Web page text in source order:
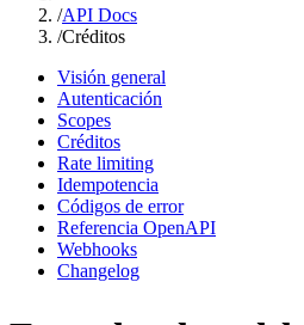
/API Docs
/Créditos
Visión general
Autenticación
Scopes
Créditos
Rate limiting
Idempotencia
Códigos de error
Referencia OpenAPI
Webhooks
Changelog